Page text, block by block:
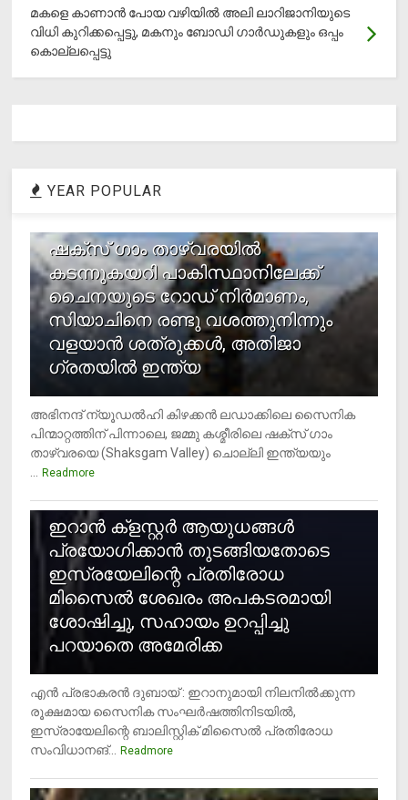
മകളെ കാണാന്‍ പോയ വഴിയില്‍ അലി ലാറിജാനിയുടെ
വിധി കുറിക്കപ്പെട്ടു, മകനും ബോഡി ഗാര്‍ഡുകളും ഒപ്പം
കൊല്ലപ്പെട്ടു
YEAR POPULAR
ഷക്സ് ​ഗാം താഴ്‌വരയിൽ
കടന്നുകയറി പാകിസ്ഥാനിലേക്ക്
ചൈനയുടെ റോഡ് നിർമാണം,
സിയാചിനെ രണ്ടു വശത്തുനിന്നും
വളയാൻ ശത്രുക്കൾ, അതിജാ​
ഗ്രതയിൽ ഇന്ത്യ
അഭിനന്ദ് ന്യൂഡൽഹി കിഴക്കൻ ലഡാക്കിലെ സൈനിക
പിന്മാറ്റത്തിന് പിന്നാലെ, ജമ്മു കശ്മീരിലെ ഷക്സ് ​ഗാം
താഴ്‌വരയെ (Shaksgam Valley) ചൊല്ലി ഇന്ത്യയും
Readmore
ഇറാന്‍ ക്‌ളസ്റ്റര്‍ ആയുധങ്ങള്‍
പ്രയോഗിക്കാന്‍ തുടങ്ങിയതോടെ
ഇസ്രയേലിന്റെ പ്രതിരോധ
മിസൈല്‍ ശേഖരം അപകടരമായി
ശോഷിച്ചു, സഹായം ഉറപ്പിച്ചു
പറയാതെ അമേരിക്ക
എന്‍ പ്രഭാകരന്‍ ദുബായ് : ഇറാനുമായി നിലനില്‍ക്കുന്ന
രൂക്ഷമായ സൈനിക സംഘര്‍ഷത്തിനിടയില്‍,
ഇസ്രായേലിന്റെ ബാലിസ്റ്റിക് മിസൈല്‍ പ്രതിരോധ
സംവിധാനങ്...
Readmore